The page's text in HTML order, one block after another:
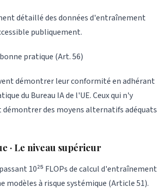
détaillé des données d'entraînement
publiquement.
pratique (Art. 56)
démontrer leur conformité en adhérant
du Bureau IA de l'UE. Ceux qui n'y
des moyens alternatifs adéquats
· Le niveau supérieur
10²⁵ FLOPs de calcul d'entraînement
modèles à risque systémique (Article 51).